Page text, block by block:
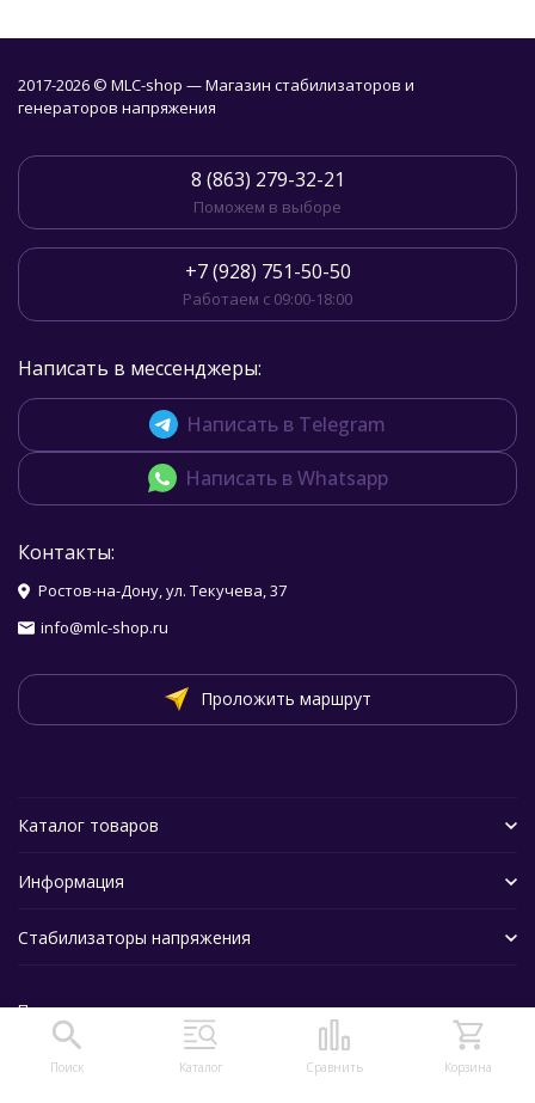
Поиск Каталог Сравнить Корзина
2017-2026 © MLC-shop — Магазин стабилизаторов и
генераторов напряжения
8 (863) 279-32-21
Поможем в выборе
+7 (928) 751-50-50
Работаем с 09:00-18:00
Написать в мессенджеры:
Написать в Telegram
Написать в Whatsapp
Контакты:
Ростов-на-Дону, ул. Текучева, 37
info@mlc-shop.ru
Проложить маршрут
Каталог товаров
Информация
Стабилизаторы напряжения
Политика персональных данных